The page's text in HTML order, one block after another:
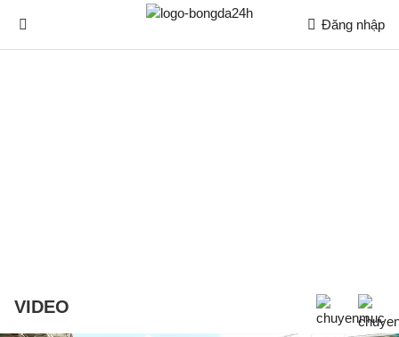
Đăng nhập
VIDEO